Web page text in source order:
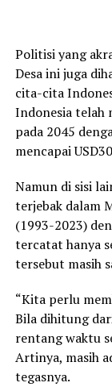
Politisi yang
Desa ini juga
cita-cita
Indonesia telah
pada 2045
mencapai
Namun di sisi
terjebak dalam
(1993-2023)
tercatat hanya
tersebut masih
“Kita perlu
Bila dihitung
rentang waktu
Artinya, masih
tegasnya.